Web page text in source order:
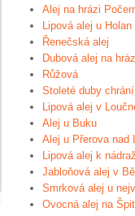
Alej na hrázi
Lipová alej u Holan
Řenečská alej
Dubová alej na
Růžová
Stoleté duby
Lipová alej v
Alej u Buku
Alej u Přerova nad
Lipová alej k
Jabloňová alej v
Smrková alej u
Ovocná alej na